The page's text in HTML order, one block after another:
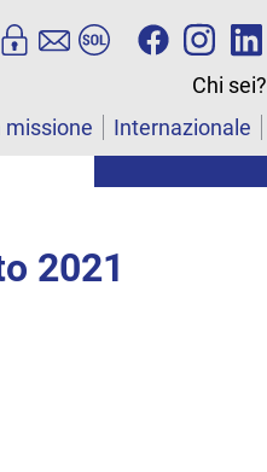
Chi sei?
missione Internazionale
2021